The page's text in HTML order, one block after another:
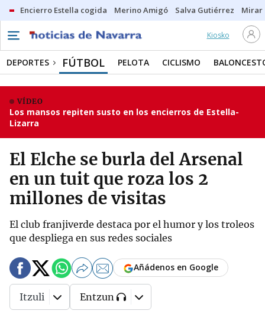
Encierro Estella cogida Merino Amigó Salva Gutiérrez Mirar
Kiosko
DEPORTES FÚTBOL PELOTA CICLISMO
VÍDEO
Los mansos repiten susto en los encierros de Estella-
Lizarra
El Elche se burla del Arsenal
en un tuit que roza los 2
millones de visitas
El club franjiverde destaca por el humor y los troleos
que despliega en sus redes sociales
Añádenos en Google
Itzuli Entzun